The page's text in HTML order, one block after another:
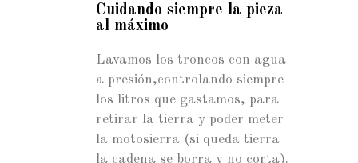
Cuidando siempre la pieza
al máximo
Lavamos los troncos con agua
a presión,controlando siempre
los litros que gastamos, para
retirar la tierra y poder meter
la motosierra (si queda tierra
la cadena se borra y no corta).